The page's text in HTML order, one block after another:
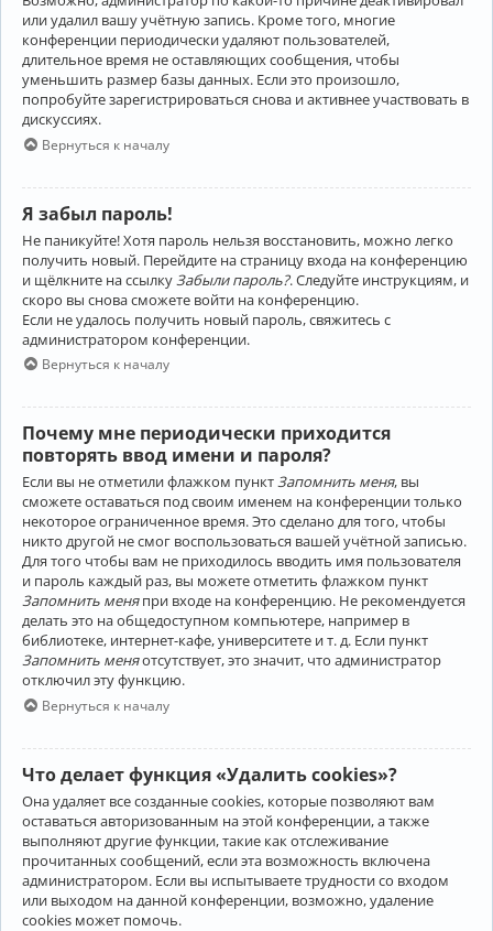
или удалил вашу учётную запись. Кроме того, многие
конференции периодически удаляют пользователей,
длительное время не оставляющих сообщения, чтобы
уменьшить размер базы данных. Если это произошло,
попробуйте зарегистрироваться снова и активнее участвовать в
дискуссиях.
Вернуться к началу
Я забыл пароль!
Не паникуйте! Хотя пароль нельзя восстановить, можно легко
получить новый. Перейдите на страницу входа на конференцию
и щёлкните на ссылку Забыли пароль?. Следуйте инструкциям, и
скоро вы снова сможете войти на конференцию.
Если не удалось получить новый пароль, свяжитесь с
администратором конференции.
Вернуться к началу
Почему мне периодически приходится
повторять ввод имени и пароля?
Если вы не отметили флажком пунктЗапомнить меня, вы
сможете оставаться под своим именем на конференции только
некоторое ограниченное время. Это сделано для того, чтобы
никто другой не смог воспользоваться вашей учётной записью.
Для того чтобы вам не приходилось вводить имя пользователя
и пароль каждый раз, вы можете отметить флажком пункт
Запомнить меняпри входе на конференцию. Не рекомендуется
делать это на общедоступном компьютере, например в
библиотеке, интернет-кафе, университете и т. д. Если пункт
Запомнить меняотсутствует, это значит, что администратор
отключил эту функцию.
Вернуться к началу
Что делает функция «Удалить cookies»?
Она удаляет все созданные cookies, которые позволяют вам
оставаться авторизованным на этой конференции, а также
выполняют другие функции, такие как отслеживание
прочитанных сообщений, если эта возможность включена
администратором. Если вы испытываете трудности со входом
или выходом на данной конференции, возможно, удаление
cookies может помочь.